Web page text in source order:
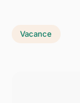
Vacance